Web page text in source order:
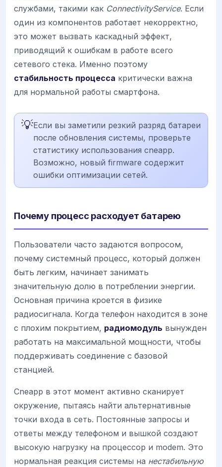
службами, такими как ConnectivityService. Если
один из компонентов работает некорректно,
это может вызвать каскадный эффект,
приводящий к ошибкам в работе всего
сетевого стека. Именно поэтому
стабильность процесса критически важна
для нормальной работы смартфона.
💡Если вы заметили резкий разряд батареи
после обновления системы, проверьте
статистику использования cneapp.
Возможно, новый firmware содержит
ошибки оптимизации сетей.
Почему процесс расходует батарею
Пользователи часто задаются вопросом,
почему системный процесс, который должен
быть легким, начинает занимать
значительную долю в потреблении энергии.
Основная причина кроется в физике
радиосигнала. Когда телефон находится в зоне
с плохим покрытием, радиомодуль вынужден
работать на максимальной мощности, чтобы
поддерживать соединение с базовой
станцией.
Cneapp в этот момент активно сканирует
окружение, пытаясь найти альтернативные
точки входа в сеть. Постоянные запросы и
ответы между телефоном и вышкой создают
высокую нагрузку на процессор и modem. Это
нормальная реакция системы на нестабильную